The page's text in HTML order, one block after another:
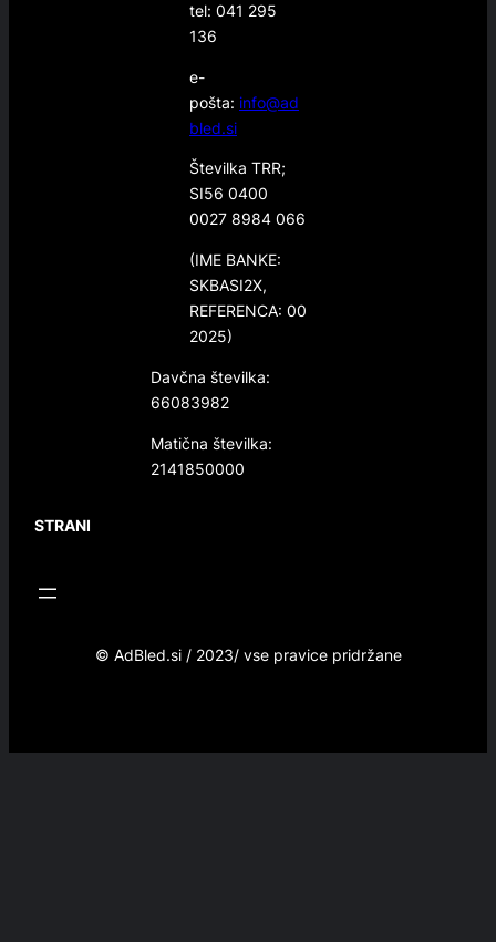
tel: 041 295
136
e-
pošta: info@ad
bled.si
Številka TRR;
SI56 0400
0027 8984 066
(IME BANKE:
SKBASI2X,
REFERENCA: 00
2025)
Davčna številka:
66083982
Matična številka:
2141850000
STRANI
© AdBled.si / 2023/ vse pravice pridržane